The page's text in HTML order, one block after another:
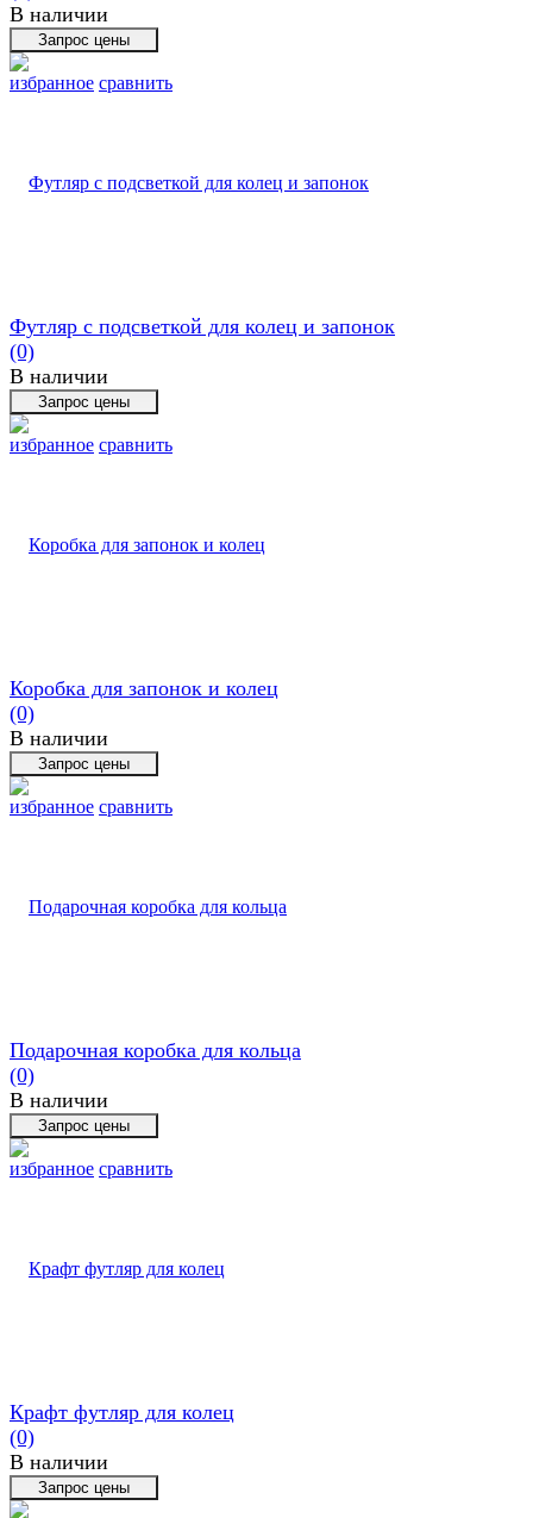
избранное сравнить
В наличии
избранное сравнить
Футляр с подсветкой для колец и запонок
(0)
В наличии
избранное сравнить
Коробка для запонок и колец
(0)
В наличии
избранное сравнить
Подарочная коробка для кольца
(0)
В наличии
Крафт футляр для колец
(0)
В наличии